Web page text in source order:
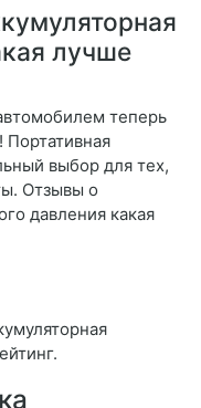
лучше
теперь
Портативная
выбор для тех,
Отзывы о
давления какая